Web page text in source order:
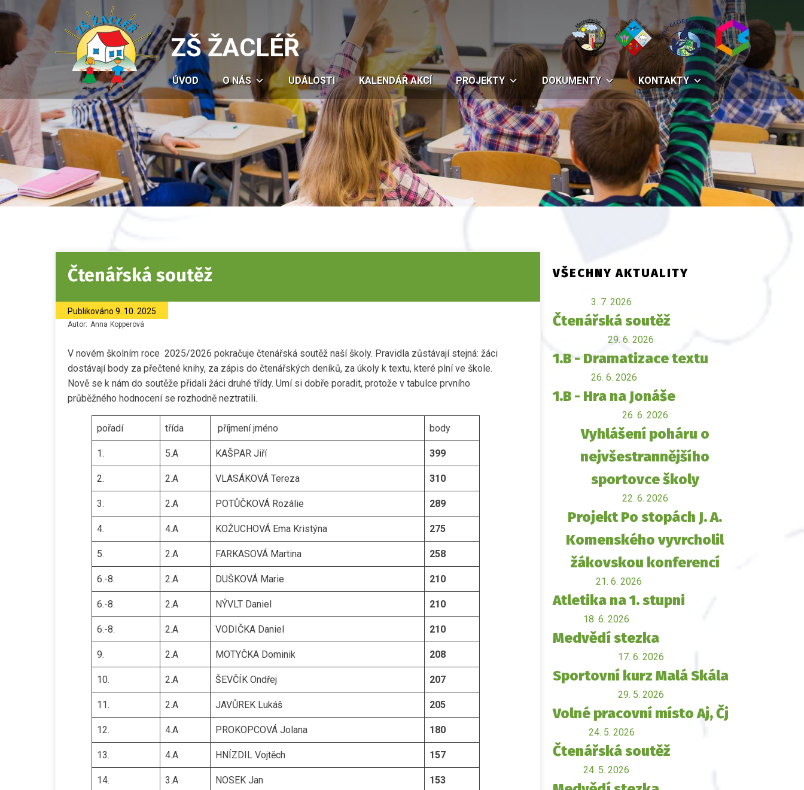
ZŠ ŽACLÉŘ
ÚVOD O NÁS UDÁLOSTI KALENDÁŘ AKCÍ PROJEKTY DOKUMENTY KONTAKTY
Čtenářská soutěž
Publikováno 9. 10. 2025
Autor: Anna Kopperová
V novém školním roce 2025/2026 pokračuje čtenářská soutěž naší školy. Pravidla zůstávají stejná: žáci
dostávají body za přečtené knihy, za zápis do čtenářských deníků, za úkoly k textu, které plní ve škole.
Nově se k nám do soutěže přidali žáci druhé třídy. Umí si dobře poradit, protože v tabulce prvního
průběžného hodnocení se rozhodně neztratili.
pořadí třída příjmení jméno body
1. 5.A KAŠPAR Jiří 399
2. 2.A VLASÁKOVÁ Tereza 310
3. 2.A POTŮČKOVÁ Rozálie 289
4. 4.A KOŽUCHOVÁ Ema Kristýna 275
5. 2.A FARKASOVÁ Martina 258
6.-8. 2.A DUŠKOVÁ Marie 210
6.-8. 2.A NÝVLT Daniel 210
6.-8. 2.A VODIČKA Daniel 210
9. 2.A MOTYČKA Dominik 208
10. 2.A ŠEVČÍK Ondřej 207
11. 2.A JAVŮREK Lukáš 205
12. 4.A PROKOPCOVÁ Jolana 180
13. 4.A HNÍZDIL Vojtěch 157
14. 3.A NOSEK Jan 153
VŠECHNY AKTUALITY
3. 7. 2026
Čtenářská soutěž
29. 6. 2026
1.B - Dramatizace textu
26. 6. 2026
1.B - Hra na Jonáše
26. 6. 2026
Vyhlášení poháru o
nejvšestrannějšího
sportovce školy
22. 6. 2026
Projekt Po stopách J. A.
Komenského vyvrcholil
žákovskou konferencí
21. 6. 2026
Atletika na 1. stupni
18. 6. 2026
Medvědí stezka
17. 6. 2026
Sportovní kurz Malá Skála
29. 5. 2026
Volné pracovní místo Aj, Čj
24. 5. 2026
Čtenářská soutěž
24. 5. 2026